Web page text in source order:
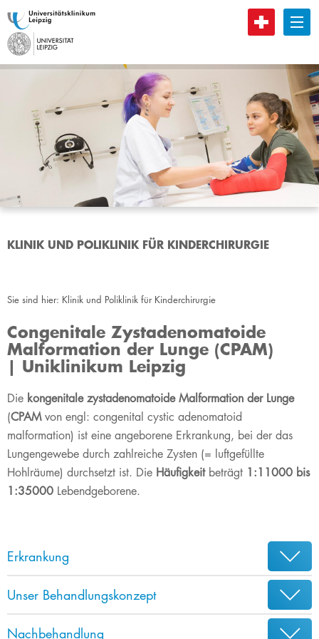
B
KLINIK UND POLIKLINIK FÜR KINDERCHIRURGIE
Sie sind hier: Klinik und Poliklinik für Kinderchirurgie
Congenitale Zystadenomatoide
Malformation der Lunge (CPAM)
| Uniklinikum Leipzig
​​​​​​​​​Die kongenitale zystadenomatoide Malformation der Lunge
(CPAMvon engl: congenital cystic adenomatoid
malformation) ist eine angeborene Erkrankung, bei der das
Lungengewebe durch zahlreiche Zysten (= luftgefüllte
Hohlräume) durchsetzt ist. Die Häufigkeitbeträgt 1:11000 bis
1:35000 Lebendgeborene.
Erkrankung
Unser Behandlungskonzept
Nachbehandlung